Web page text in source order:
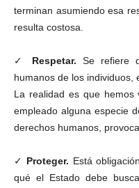
terminan asumiendo esa
resulta costosa.
✓ Respetar. Se refiere
humanos de los individuos,
La realidad es que hemos
empleado alguna especie
derechos humanos,
✓ Proteger. Está
qué el Estado debe